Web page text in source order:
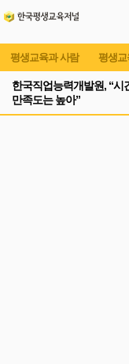
평생교육과 사람 평생교
한국직업능력개발원, “시
만족도는 높아”